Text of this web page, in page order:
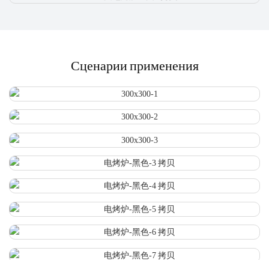
Сценарии применения